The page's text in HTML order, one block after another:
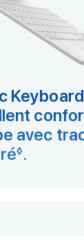
avec
◊Renvoi
.